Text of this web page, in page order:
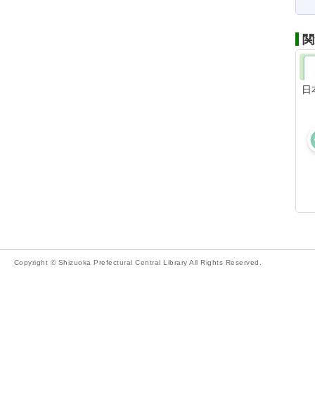
日
Copyright © Shizuoka Prefectural Central Library All Rights Reserved.